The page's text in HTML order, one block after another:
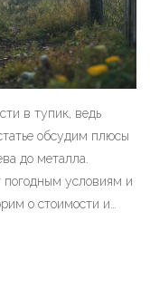
в тупик, ведь
обсудим плюсы
до металла.
погодным условиям и
о стоимости и